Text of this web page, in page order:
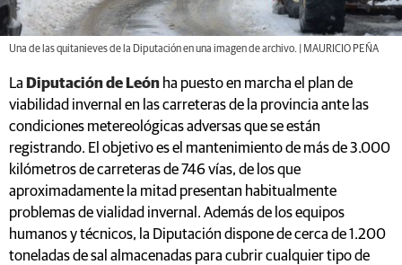
Una de las quitanieves de la Diputación en una imagen de archivo. | MAURICIO PEÑA
La Diputación de León ha puesto en marcha el plan de
viabilidad invernal en las carreteras de la provincia ante las
condiciones metereológicas adversas que se están
registrando. El objetivo es el mantenimiento de más de 3.000
kilómetros de carreteras de 746 vías, de los que
aproximadamente la mitad presentan habitualmente
problemas de vialidad invernal. Además de los equipos
humanos y técnicos, la Diputación dispone de cerca de 1.200
toneladas de sal almacenadas para cubrir cualquier tipo de